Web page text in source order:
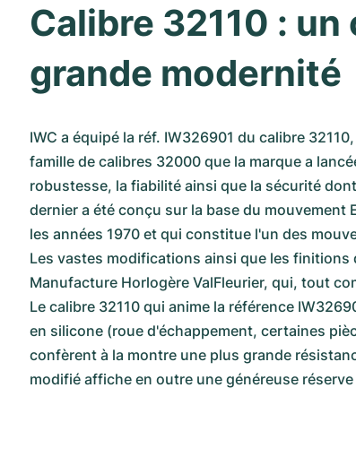
Calibre 32110 : un
grande modernité
IWC a équipé la réf. IW326901 du calibre
famille de calibres 32000 que la marque a
robustesse, la fiabilité ainsi que la sécurité
dernier a été conçu sur la base du mouvement
les années 1970 et qui constitue l'un des
Les vastes modifications ainsi que les finitions
Manufacture Horlogère ValFleurier, qui, tout
Le calibre 32110 qui anime la référence
en silicone (roue d'échappement, certaines
confèrent à la montre une plus grande
modifié affiche en outre une généreuse